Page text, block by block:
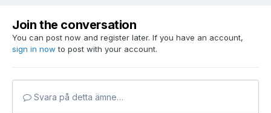
Join the conversation
You can post now and register later. If you have an account,
sign in now to post with your account.
Svara på detta ämne…